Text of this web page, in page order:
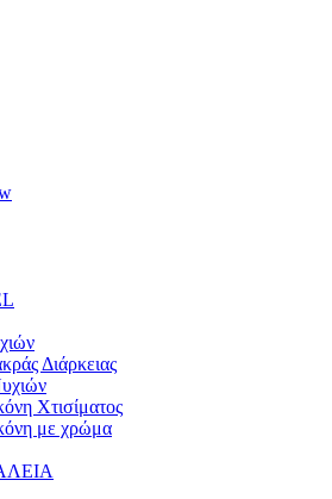
Διάρκειας
Χτισίματος
με χρώμα